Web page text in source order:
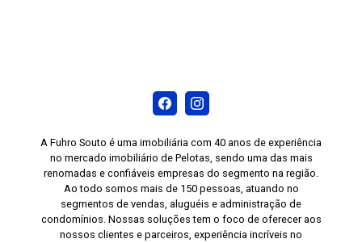
A Fuhro Souto é uma imobiliária com 40 anos de experiência
no mercado imobiliário de Pelotas, sendo uma das mais
renomadas e confiáveis empresas do segmento na região.
Ao todo somos mais de 150 pessoas, atuando no
segmentos de vendas, aluguéis e administração de
condomínios. Nossas soluções tem o foco de oferecer aos
nossos clientes e parceiros, experiência incríveis no